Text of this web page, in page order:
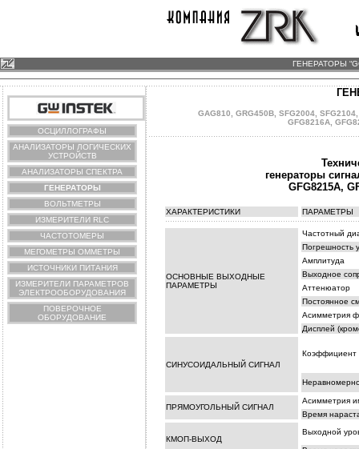
ГЕНЕРАТОРЫ
ОСЦИЛЛОГРАФЫ
АНАЛИЗАТОРЫ ЛОГИЧЕСКИХ
УСТРОЙСТВ
АНАЛИЗАТОРЫ СПЕКТРА
ГЕНЕРАТОРЫ
ВОЛЬТМЕТРЫ
ИЗМЕРИТЕЛИ RLC
ЧАСТОТОМЕРЫ
МЕГОМЕТРЫ ОММЕТРЫ
ИСТОЧНИКИ ПИТАНИЯ
ИЗМЕРИТЕЛИ ПАРАМЕТРОВ
ЭЛЕКТРООБОРУДОВАНИЯ
ПОВЕРОЧНОЕ
ОБОРУДОВАНИЕ
GAG810, GRG450B, SFG2004, SFG2104
GFG8216A,
генераторы
GFG8215A,
ХАРАКТЕРИСТИКИ ПАРАМЕТРЫ
ОСНОВНЫЕ ВЫХОДНЫЕ
ПАРАМЕТРЫ
Частотный
Погрешность
Амплитуда
Выходное
Аттенюатор
Постоянное
Асимметрия
Дисплей
СИНУСОИДАЛЬНЫЙ СИГНАЛ
Коэффициент
ПРЯМОУГОЛЬНЫЙ СИГНАЛ
Асимметрия
Время
КМОП-ВЫХОД
Выходной